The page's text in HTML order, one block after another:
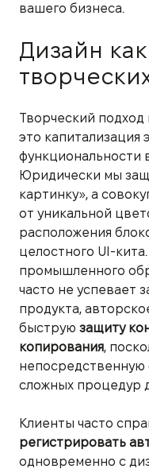
вашего бизнеса.
Дизайн
Творческий
это капитализация
функциональности
Юридически мы
картинку», а
от уникальной
расположения
целостного UI-
промышленного
часто не успевает
продукта,
быструю защиту
копирования,
сложных процедур
Клиенты часто
регистрировать
одновременно с